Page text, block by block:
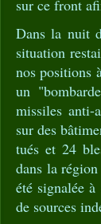
sur ce front
Dans la nuit
situation
nos positions
un
missiles anti-
sur des
tués et 24
dans la
été signalée
de sources